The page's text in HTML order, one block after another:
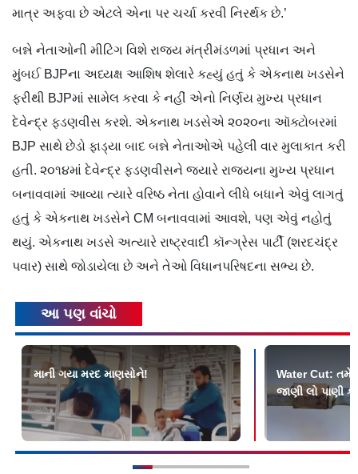
માત્ર અફવા છે એટલે એના પર ચર્ચા કરવી નિરર્થક છે.’
બન્ને નેતાઓની મીટિંગ વિશે રાજ્ય મંત્રીમંડળમાં પ્રધાન અને
મુંબઈ BJPના અધ્યક્ષ આશિષ શેલારે કહ્યું હતું કે એકનાથ ખડસેને
ફરીથી BJPમાં સામેલ કરવા કે નહીં એનો નિર્ણય મુખ્ય પ્રધાન
દેવેન્દ્ર ફડણવીસ કરશે. એકનાથ ખડસેએ ૨૦૨૦ના ઑક્ટોબરમાં
BJP સાથે છેડો ફાડ્યા બાદ બન્ને નેતાઓએ પહેલી વાર મુલાકાત કરી
હતી. ૨૦૧૪માં દેવેન્દ્ર ફડણવીસને જ્યારે રાજ્યના મુખ્ય પ્રધાન
બનાવવામાં આવ્યા ત્યારે વરિષ્ઠ નેતા હોવાને લીધે બધાને એવું લાગતું
હતું કે એકનાથ ખડસેને CM બનાવવામાં આવશે, પણ એવું નહોતું
થયું. એકનાથ ખડસે અત્યારે રાષ્ટ્રવાદી કૉન્ગ્રેસ પાર્ટી (શરદચંદ્ર
પવાર) સાથે જોડાયેલા છે અને તેઓ વિધાનપરિષદના સભ્ય છે.
આ પણ વાંચો
માની ગયા મરદ માણસોને!
Water Cut: તમે
જાણી લો પાણી